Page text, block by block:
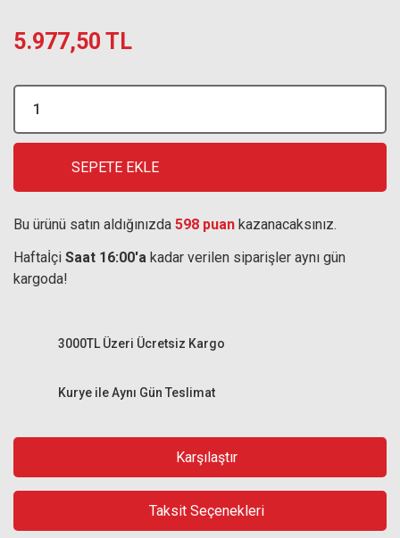
5.977,50 TL
SEPETE EKLE
Bu ürünü satın aldığınızda 598 puan kazanacaksınız.
Haftaİçi Saat 16:00'a kadar verilen siparişler aynı gün
kargoda!
Kurye ile Aynı Gün Teslimat
3000TL Üzeri Ücretsiz Kargo
Karşılaştır
Taksit Seçenekleri